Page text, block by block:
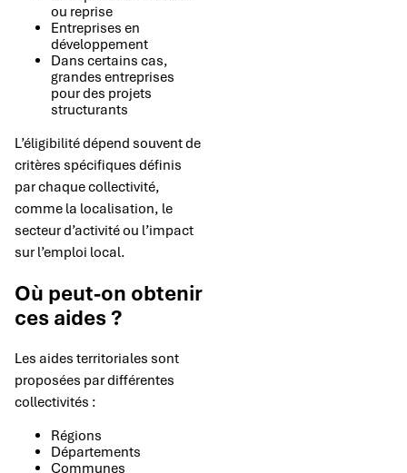
ou reprise
Entreprises en
développement
Dans certains cas,
grandes entreprises
pour des projets
structurants
L’éligibilité dépend souvent de
critères spécifiques définis
par chaque collectivité,
comme la localisation, le
secteur d’activité ou l’impact
sur l’emploi local.
Où peut-on obtenir
ces aides ?
Les aides territoriales sont
proposées par différentes
collectivités :
Régions
Départements
Communes